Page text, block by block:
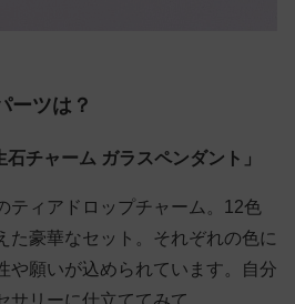
ーツは？
チャーム ガラスペンダント」
ティアドロップチャーム。12色
た豪華なセット。それぞれの色に
や願いが込められています。自分
サリーに仕立ててみて。